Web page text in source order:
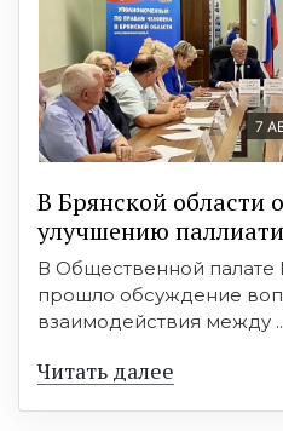
7
В Брянской области
улучшению
В Общественной палате
прошло обсуждение
взаимодействия между
Читать далее